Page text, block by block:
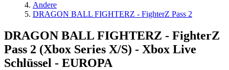
Andere
DRAGON BALL FIGHTERZ - FighterZ Pass 2
DRAGON BALL FIGHTERZ - FighterZ
Pass 2 (Xbox Series X/S) - Xbox Live
Schlüssel - EUROPA